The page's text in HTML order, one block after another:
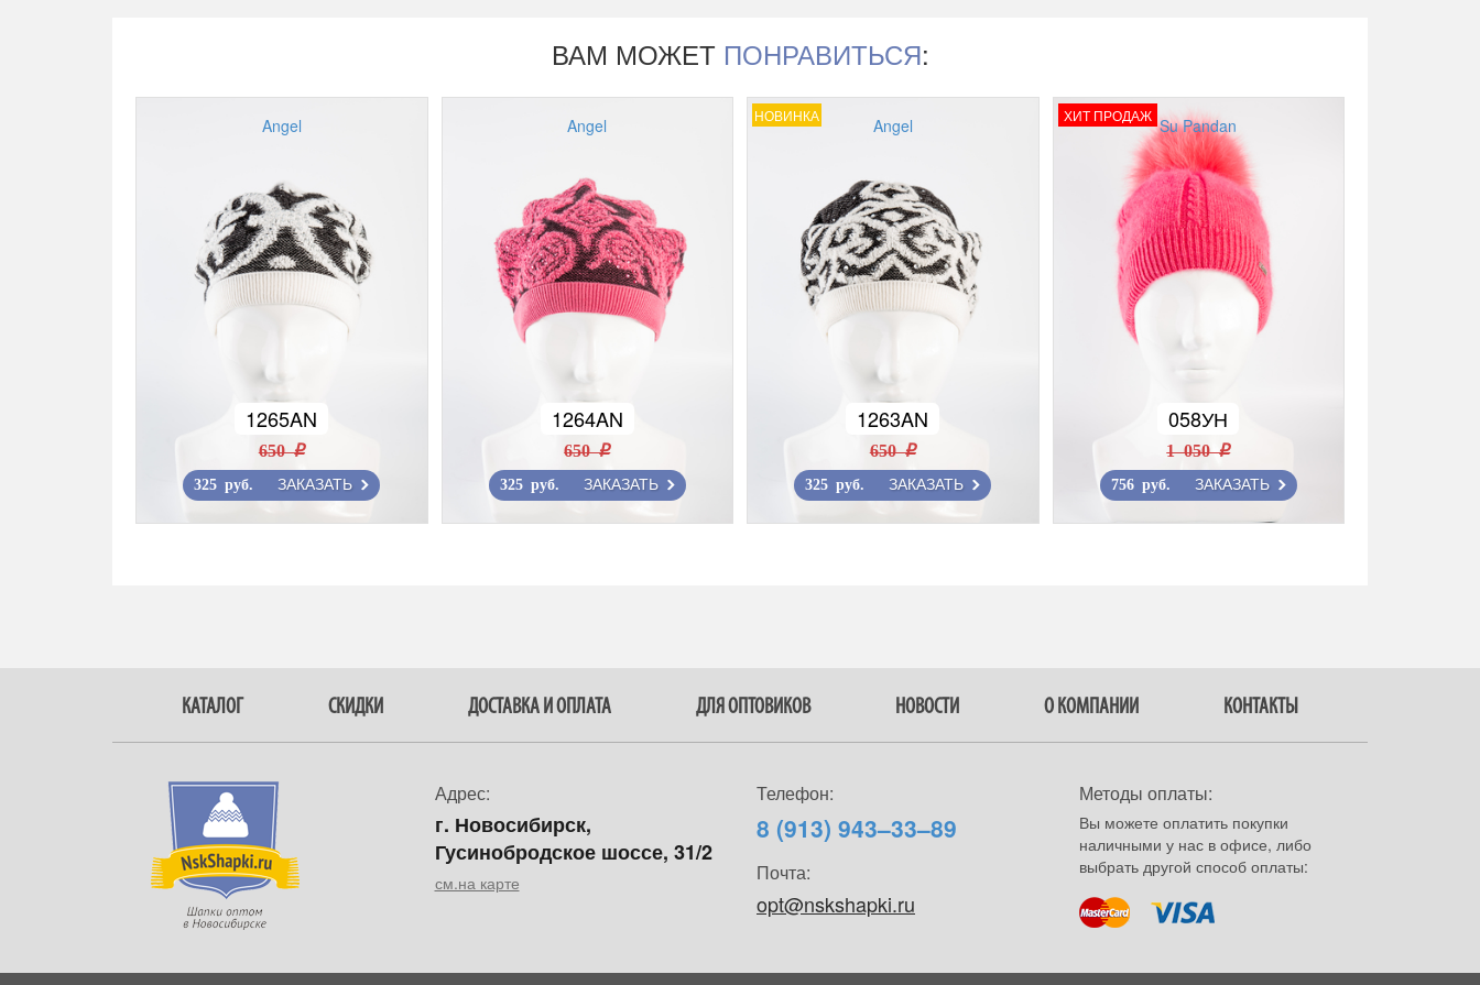
ВАМ МОЖЕТ ПОНРАВИТЬСЯ:
Angel
1265AN
650 r
325 руб. ЗАКАЗАТЬ
Angel
1264AN
650 r
325 руб. ЗАКАЗАТЬ
НОВИНКА Angel
1263AN
650 r
325 руб. ЗАКАЗАТЬ
ХИТ ПРОДАЖ Su Pandan
058УН
1 050 r
756 руб. ЗАКАЗАТЬ
КАТАЛОГ СКИДКИ ДОСТАВКА И ОПЛАТА ДЛЯ ОПТОВИКОВ НОВОСТИ О КОМПАНИИ КОНТАКТЫ
Адрес:
г. Новосибирск,
Гусинобродское шоссе, 31/2
см.на карте
Телефон:
8 (913) 943–33–89
Почта:
opt@nskshapki.ru
Методы оплаты:
Вы можете оплатить покупки
наличными у нас в офисе, либо
выбрать другой способ оплаты: